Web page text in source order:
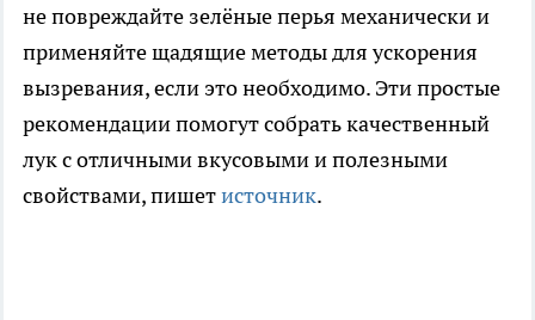
не повреждайте зелёные перья механически и
применяйте щадящие методы для ускорения
вызревания, если это необходимо. Эти простые
рекомендации помогут собрать качественный
лук с отличными вкусовыми и полезными
свойствами, пишетисточник.